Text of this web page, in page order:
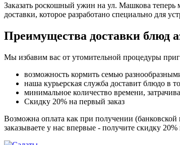
Заказать роскошный ужин на ул. Машкова теперь
доставки, которое разработано специально для
Преимущества доставки блюд
Мы избавим вас от утомительной процедуры
возможность кормить семью
наша курьерская служба доставит блюдо в
минимальное количество времени,
Скидку 20% на первый заказ
Возможна оплата как при получении
заказываете у нас впервые - получите скидку